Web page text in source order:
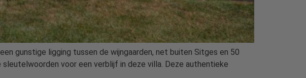
gunstige ligging tussen de wijngaarden, net buiten Sitges en 50
voor een verblijf in deze villa. Deze authentieke